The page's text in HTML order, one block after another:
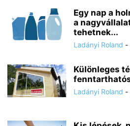
Egy nap a
a
tehetnek...
Ladányi Roland -
Különleges
Ladányi Roland -
Helló! Miben segíthetek ma?